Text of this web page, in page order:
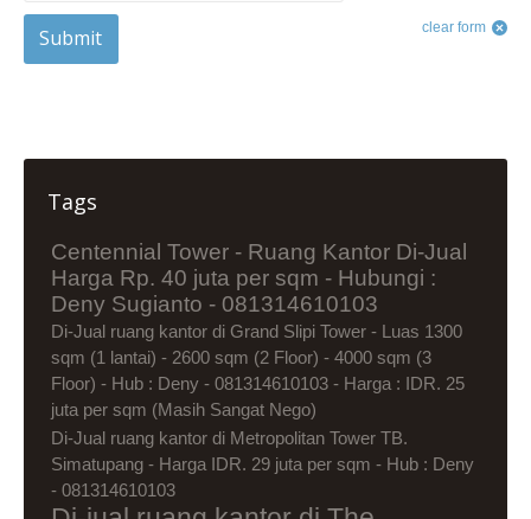
clear form
Submit
Tags
Centennial Tower - Ruang Kantor Di-Jual
Harga Rp. 40 juta per sqm - Hubungi :
Deny Sugianto - 081314610103
Di-Jual ruang kantor di Grand Slipi Tower - Luas 1300
sqm (1 lantai) - 2600 sqm (2 Floor) - 4000 sqm (3
Floor) - Hub : Deny - 081314610103 - Harga : IDR. 25
juta per sqm (Masih Sangat Nego)
Di-Jual ruang kantor di Metropolitan Tower TB.
Simatupang - Harga IDR. 29 juta per sqm - Hub : Deny
- 081314610103